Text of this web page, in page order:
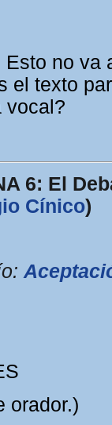
Esto no
el texto
vocal?
6: El
Cínico)
orador.)